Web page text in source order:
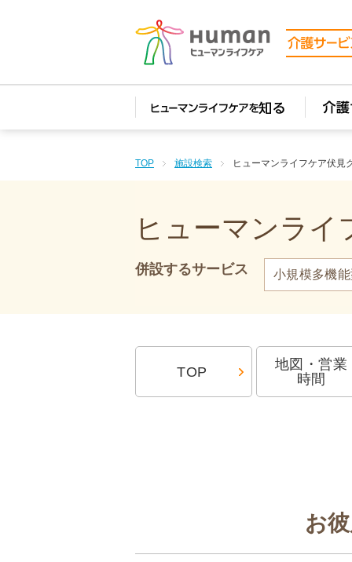
TOP 施設検索 ヒューマンライフケア伏見
ヒューマンライ
併設するサービス 小規模多機
TOP
地図・営業
時間
お